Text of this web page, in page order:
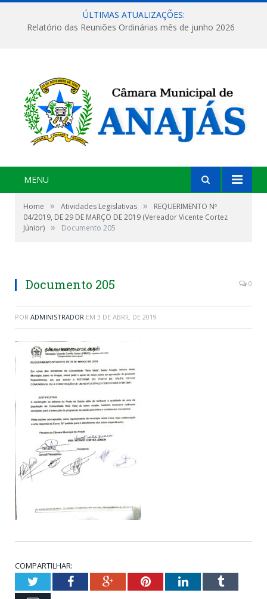
ÚLTIMAS ATUALIZAÇÕES:
Relatório das Reuniões Ordinárias mês de junho 2026
MENU
Home » Atividades Legislativas »
REQUERIMENTO Nº
04/2019, DE 29 DE MARÇO DE 2019 (Vereador Vicente Cortez
Júnior) » Documento 205
Documento 205 0
POR ADMINISTRADOR EM 3 DE ABRIL DE 2019
COMPARTILHAR:
TwitterFacebookGoogle+PinterestLinkedInTumblr